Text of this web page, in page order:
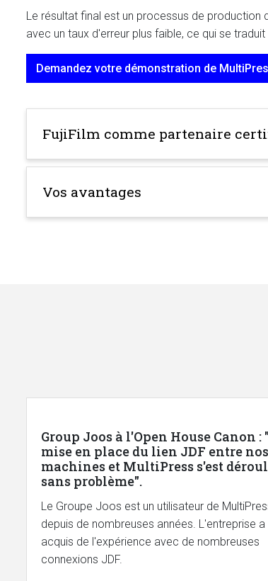
Le résultat final est un processus de production
avec un taux d'erreur plus faible, ce qui se
Demandez votre démonstration de
FujiFilm comme partenaire
Vos avantages
Group Joos à l'Open House Canon :
mise en place du lien JDF entre nos
machines et MultiPress s'est
sans problème".
Le Groupe Joos est un utilisateur de
depuis de nombreuses années. L'entreprise a
acquis de l'expérience avec de nombreuses
connexions JDF.